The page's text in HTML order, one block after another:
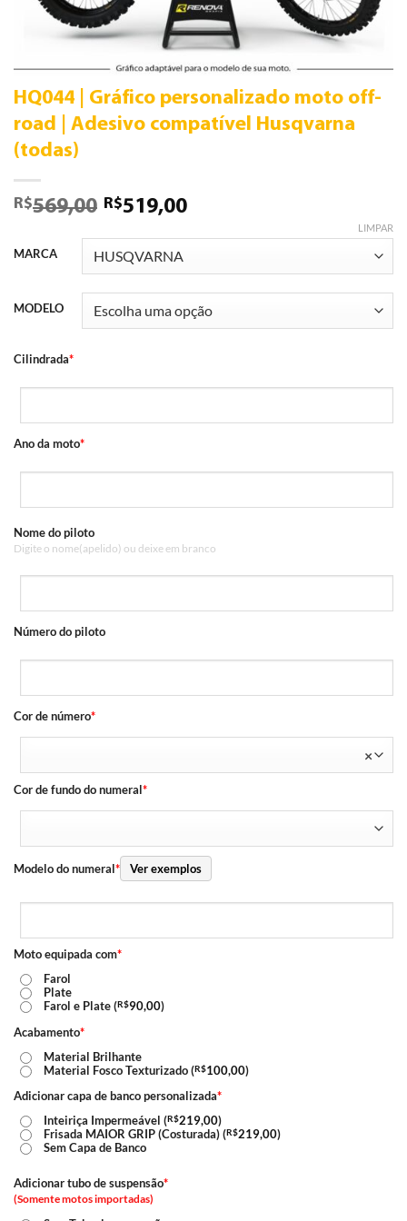
HQ044 | Gráfico personalizado moto off-
road | Adesivo compatível Husqvarna
(todas)
R$569,00 R$519,00
MARCA
MODELO
LIMPAR
Cilindrada*
Ano da moto*
Nome do piloto
Digite o nome(apelido) ou deixe em branco
Número do piloto
Cor de número*
×
Cor de fundo do numeral*
Modelo do numeral* Ver exemplos
Moto equipada com*
Farol
Plate
Farol e Plate (R$90,00)
Acabamento*
Material Brilhante
Material Fosco Texturizado (R$100,00)
Adicionar capa de banco personalizada*
Inteiriça Impermeável (R$219,00)
Frisada MAIOR GRIP (Costurada) (R$219,00)
Sem Capa de Banco
Adicionar tubo de suspensão*
(Somente motos importadas)